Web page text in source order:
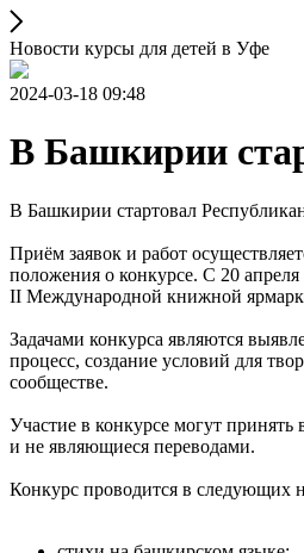
Новости курсы для детей в Уфе
2024-03-18 09:48
В Башкирии
В Башкирии стартовал
Приём заявок и работ
положения о конкурсе. С 20
II Международной книжной
Задачами конкурса являются
процесс, создание условий для
сообществе.
Участие в конкурсе могут
и не являющиеся переводами.
Конкурс проводится в следующих